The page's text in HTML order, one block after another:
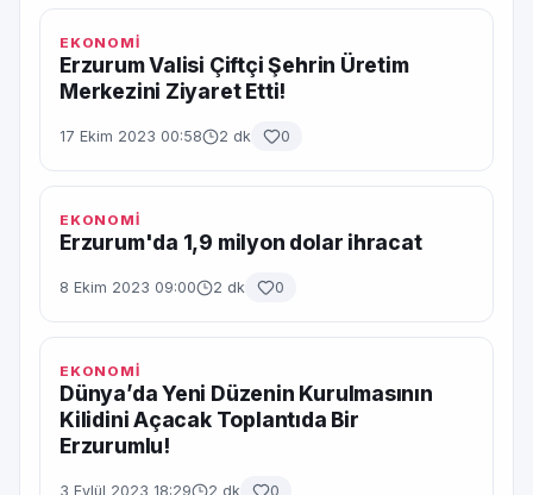
EKONOMİ
Erzurum Valisi Çiftçi Şehrin Üretim
Merkezini Ziyaret Etti!
17 Ekim 2023 00:58 2 dk 0
EKONOMİ
Erzurum'da 1,9 milyon dolar ihracat
8 Ekim 2023 09:00 2 dk 0
EKONOMİ
Dünya’da Yeni Düzenin Kurulmasının
Kilidini Açacak Toplantıda Bir
Erzurumlu!
3 Eylül 2023 18:29 2 dk 0